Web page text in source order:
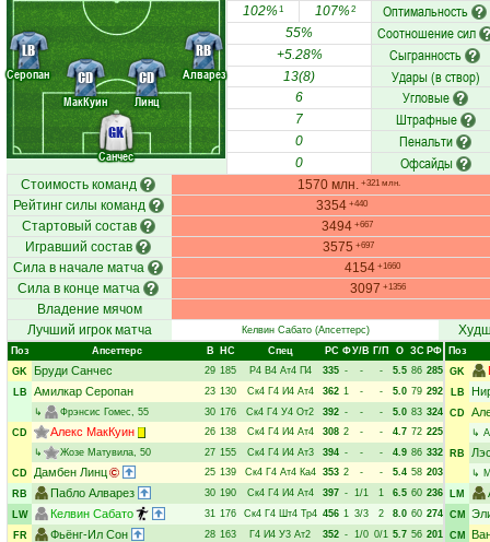
Санчес
Серопан
МакКуин
Линц
Алварез
GK
LB
CD
CD
RB
102%1 107%2 Оптимальность
55% Соотношение сил
+5.28% Сыгранность
13(8) Удары (в створ)
6 Угловые
7 Штрафные
0 Пенальти
0 Офсайды
Стоимость команд 1570 млн. +321 млн.
Рейтинг силы команд 3354 +440
Стартовый состав 3494 +667
Игравший состав 3575 +697
Сила в начале матча 4154 +1660
Сила в конце матча 3097 +1356
Владение мячом
Лучший игрок матча
Келвин Сабато(Апсеттерс)
Поз Апсеттерс В НC Спец РC ФУ/В Г/П О ЗС РФ
GK
Бруди Санчес 29 185 Р4 В4 Ат4 П4 335 - - - 5.5 86 285
LB
Амилкар Серопан 23 130 Ск4 Г4 И4 Ат4 362 1 - - 5.0 79 292
↳
Фрэнсис Гомес, 55 30 176 Ск4 Г4 У4 От2 392 - - - 5.0 83 324
CD
Алекс МакКуин 26 138 Ск4 Г4 И4 Ат4 308 2 - - 4.7 72 225
↳
Жозе Матувила, 50 27 155 Ск4 Г4 И4 Ат3 394 - - - 4.9 86 332
CD
Дамбен Линц 25 139 Ск4 Г4 Ат4 Ка4 353 2 - - 5.4 58 203
RB
Пабло Алварез 30 190 Ск4 Г4 И4 Ат4 397 - 1/1 1 6.5 60 236
LW
Келвин Сабато 31 176 Ск4 Г4 Шт4 Тр4 456 1 3/3 2 8.0 60 274
FR
Фьёнг-Ил Сон 28 163 Г4 И4 У3 Ат2 352 - 1/0 0/1 5.7 56 201
Поз
GK
LB
CD
↳
RB
↳
LM
CM
CM